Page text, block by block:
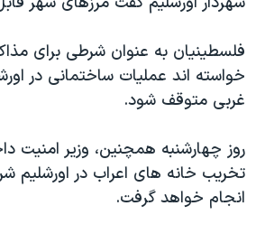
فلسطینیان به عنوان شرطی برای
خواسته اند عملیات ساختمانی در
غربی متوقف شود.
روز چهارشنبه همچنین، وزیر امنیت
تخریب خانه های اعراب در اورشلیم
انجام خواهد گرفت.